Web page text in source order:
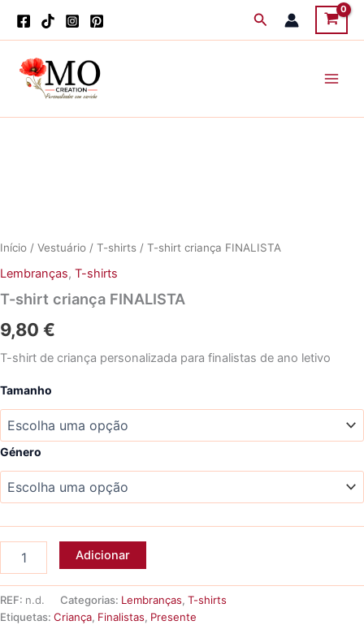
Search
Início / Vestuário / T-shirts / T-shirt criança FINALISTA
Lembranças, T-shirts
T-shirt criança FINALISTA
9,80 €
T-shirt de criança personalizada para finalistas de ano letivo
Tamanho
Género
shirt
criança
Adicionar
REF: n.d. Categorias: Lembranças, T-shirts
Etiquetas: Criança, Finalistas, Presente